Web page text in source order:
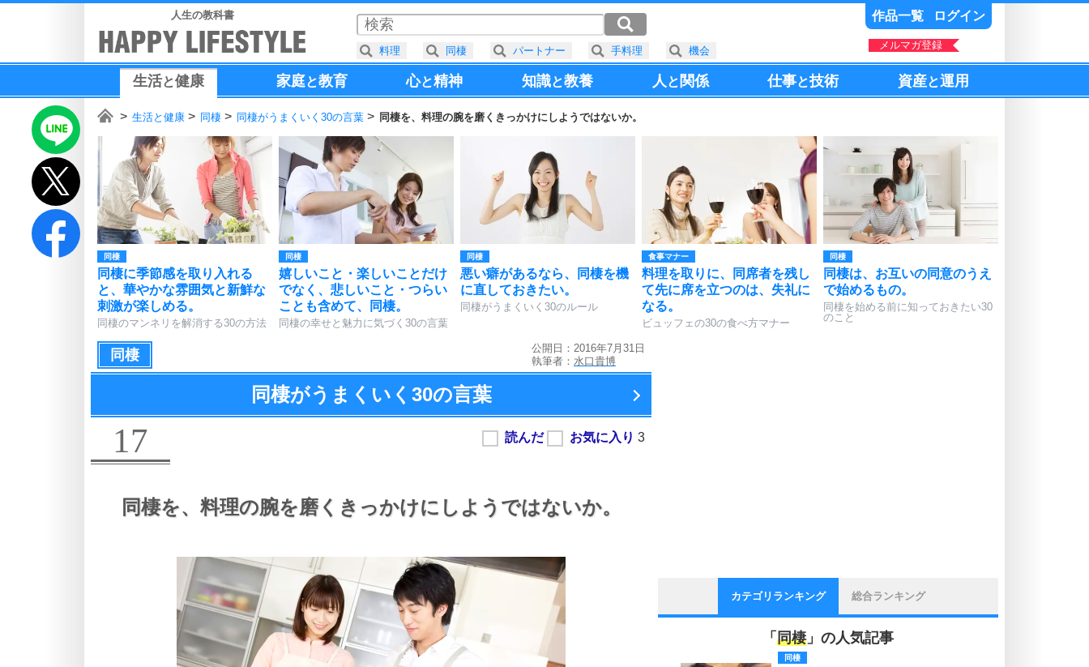
人生の教科書 作品一覧 ログイン
メルマガ登録
生活と健康 家庭と教育 心と精神 知識と教養 人と 関係 仕事と技術 資産と運用
生活と健康 同棲 同棲がうまくいく30の言葉 同棲を、料理の腕を磨くきっかけにしようではないか。
同棲
同棲に季節感を取り入れる
と、華やかな雰囲気と新鮮な
刺激が楽しめる。
同棲のマンネリを解消する30の方法
同棲
嬉しいこと・楽しいことだけ
でなく、悲しいこと・つらい
ことも含めて、同棲。
同棲の幸せと魅力に気づく30の言葉
同棲
悪い癖があるなら、同棲を機
に直しておきたい。
同棲がうまくいく30のルール
食事マナー
料理を取りに、同席者を残し
て先に席を立つのは、失礼に
なる。
ビュッフェの30の食べ方マナー
同棲
同棲は、お互いの同意のうえ
で始めるもの。
同棲を始める前に知っておきたい30
のこと
同棲
公開日：2016年7月31日
執筆者： 水口貴博
同棲がうまくいく 30の言葉
17
同棲を、 料理の腕を磨くきっかけにしようではないか。
カテゴリランキング 総合ランキング
「 同棲」の人気記事
同棲
料理 同棲 パートナー 手料理 機会